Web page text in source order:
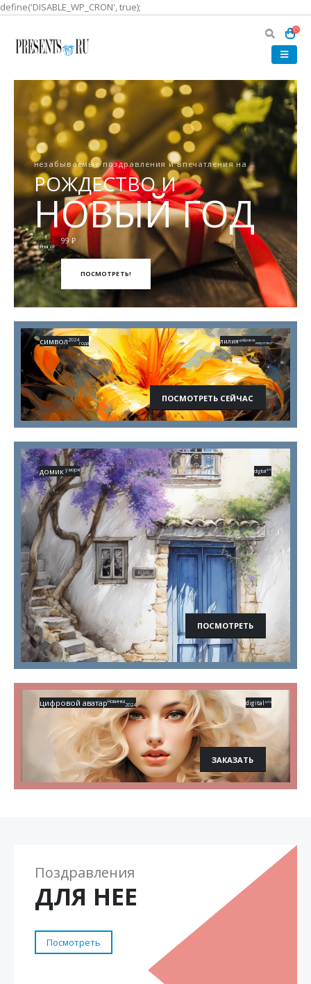
define('DISABLE_WP_CRON', true);
незабываемые поздравления и впечатления на
РОЖДЕСТВО И
НОВЫЙ ГОД
цены от
99 ₽
ПОСМОТРЕТЬ!
символ2024
года лилияцифровое
искусство
ПОСМОТРЕТЬ СЕЙЧАС
домик у моря digitalart
ПОСМОТРЕТЬ
цифровой аватарНовинка
2024 digital arts
ЗАКАЗАТЬ
Поздравления
ДЛЯ НЕЕ
Посмотреть